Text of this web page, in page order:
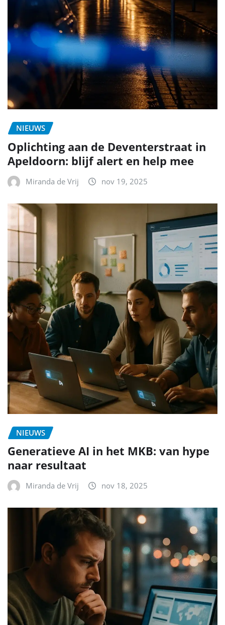
NIEUWS
Oplichting aan de Deventerstraat in
Apeldoorn: blijf alert en help mee
Miranda de Vrij nov 19, 2025
NIEUWS
Generatieve AI in het MKB: van hype
naar resultaat
Miranda de Vrij nov 18, 2025